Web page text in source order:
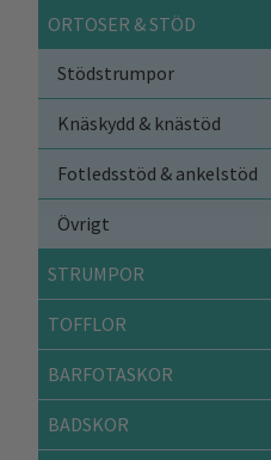
ORTOSER & STÖD
Stödstrumpor
Knäskydd & knästöd
Fotledsstöd & ankelstöd
Övrigt
STRUMPOR
TOFFLOR
BARFOTASKOR
BADSKOR